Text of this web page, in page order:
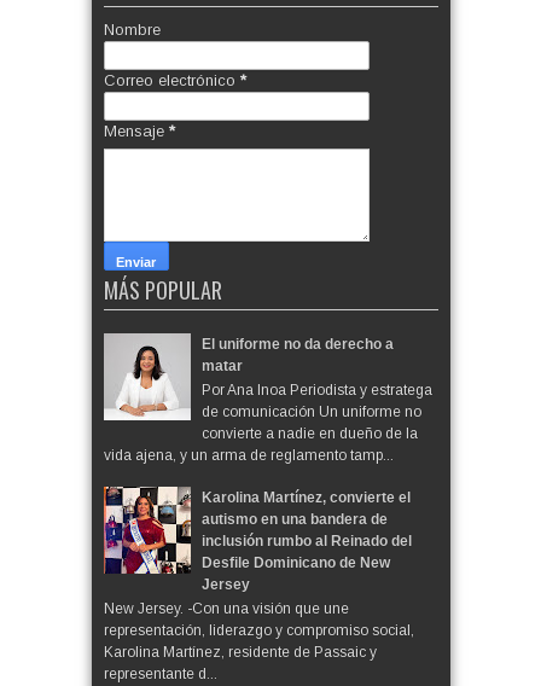
Nombre
Correo electrónico *
Mensaje *
MÁS POPULAR
El uniforme no da derecho a
matar
Por Ana Inoa Periodista y estratega
de comunicación Un uniforme no
convierte a nadie en dueño de la
vida ajena, y un arma de reglamento tamp...
Karolina Martínez, convierte el
autismo en una bandera de
inclusión rumbo al Reinado del
Desfile Dominicano de New
Jersey
New Jersey. -Con una visión que une
representación, liderazgo y compromiso social,
Karolina Martínez, residente de Passaic y
representante d...